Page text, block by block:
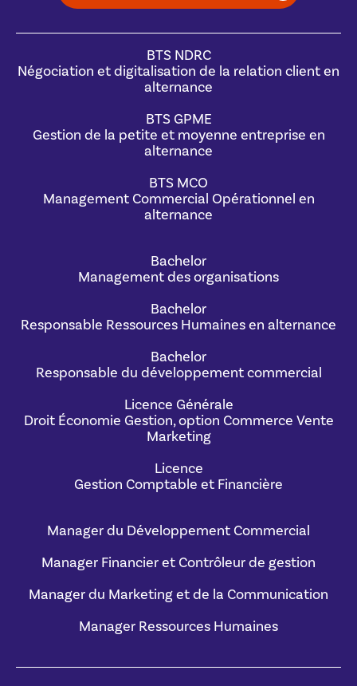
BTS NDRC
Négociation et digitalisation de la relation client en
alternance
BTS GPME
Gestion de la petite et moyenne entreprise en
alternance
BTS MCO
Management Commercial Opérationnel en
alternance
Bachelor
Management des organisations
Bachelor
Responsable Ressources Humaines en alternance
Bachelor
Responsable du développement commercial
Licence Générale
Droit Économie Gestion, option Commerce Vente
Marketing
Licence
Gestion Comptable et Financière
Manager du Développement Commercial
Manager Financier et Contrôleur de gestion
Manager du Marketing et de la Communication
Manager Ressources Humaines